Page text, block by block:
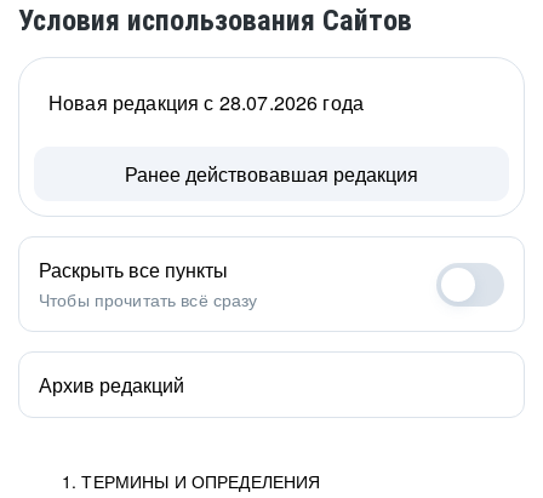
Условия использования Сайтов
1. ТЕРМИНЫ И ОПРЕДЕЛЕНИЯ
Новая редакция с 28.07.2026 года
Ранее действовавшая редакция
Раскрыть все пункты
Чтобы прочитать всё сразу
Архив редакций